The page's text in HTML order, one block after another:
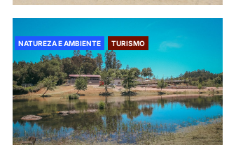
NATUREZA E AMBIENTE TURISMO